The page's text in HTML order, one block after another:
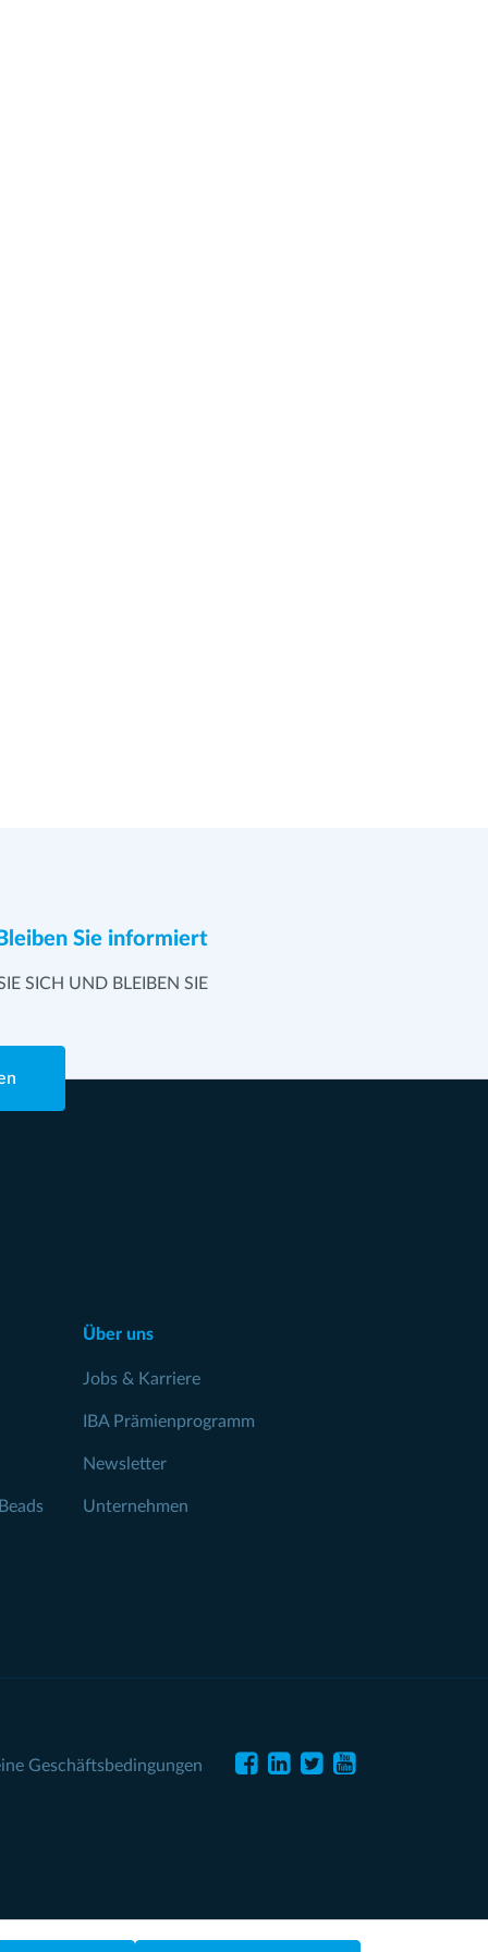
Sie informiert
SICH UND BLEIBEN SIE
Über uns
Jobs & Karriere
IBA Prämienprogramm
Newsletter
Unternehmen
Geschäftsbedingungen